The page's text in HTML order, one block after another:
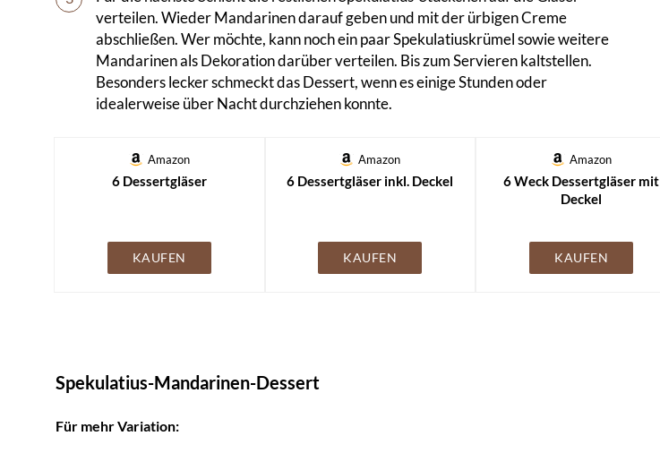
verteilen. Wieder Mandarinen darauf geben und mit der ürbigen Creme
abschließen. Wer möchte, kann noch ein paar Spekulatiuskrümel sowie weitere
Mandarinen als Dekoration darüber verteilen. Bis zum Servieren kaltstellen.
Besonders lecker schmeckt das Dessert, wenn es einige Stunden oder
idealerweise über Nacht durchziehen konnte.
Amazon
6 Dessertgläser
KAUFEN
Amazon
6 Dessertgläser inkl. Deckel
KAUFEN
Amazon
6 Weck Dessertgläser mit
Deckel
KAUFEN
Spekulatius-Mandarinen-Dessert
Für mehr Variation: